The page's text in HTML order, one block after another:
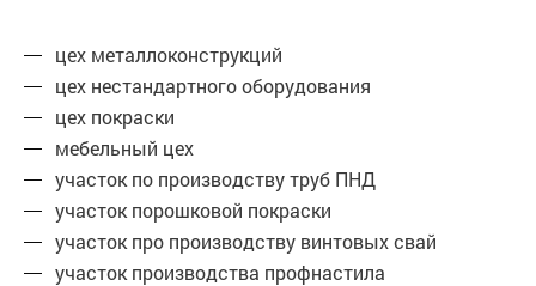
цех металлоконструкций
цех нестандартного оборудования
цех покраски
мебельный цех
участок по производству труб ПНД
участок порошковой покраски
участок про производству винтовых свай
участок производства профнастила